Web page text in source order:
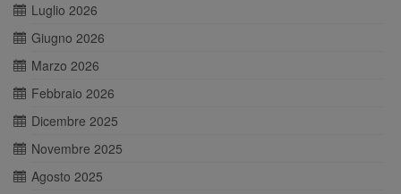
Luglio 2026
Giugno 2026
Marzo 2026
Febbraio 2026
Dicembre 2025
Novembre 2025
Agosto 2025